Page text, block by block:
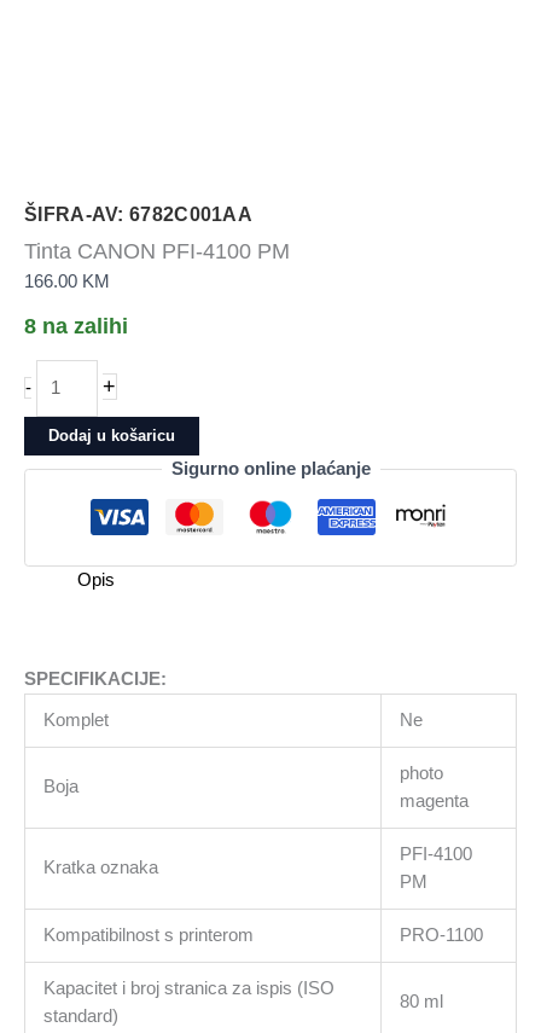
ŠIFRA-AV: 6782C001AA
Tinta CANON PFI-4100 PM
166.00 KM
8 na zalihi
-
CANON
PFI-
4100
+
Dodaj u košaricu
Sigurno online plaćanje
Opis
SPECIFIKACIJE:
Komplet Ne
Boja
photo
magenta
Kratka oznaka
PFI-4100
PM
Kompatibilnost s printerom PRO-1100
Kapacitet i broj stranica za ispis (ISO
standard)
80 ml